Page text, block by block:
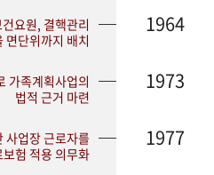
요원, 결핵관리
면단위까지 배치
1964
가족계획사업의
법적 근거 마련
1973
업장 근로자를
험 적용 의무화
1977